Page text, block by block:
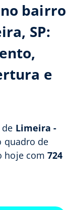
bairro
SP:
e
Limeira -
quadro de
hoje com724